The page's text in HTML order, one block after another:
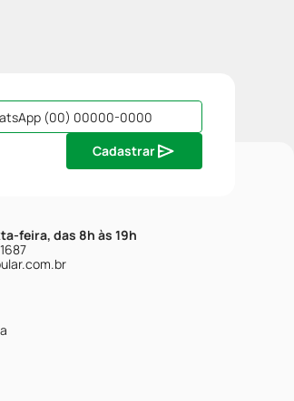
Cadastrar
feira, das 8h às 19h